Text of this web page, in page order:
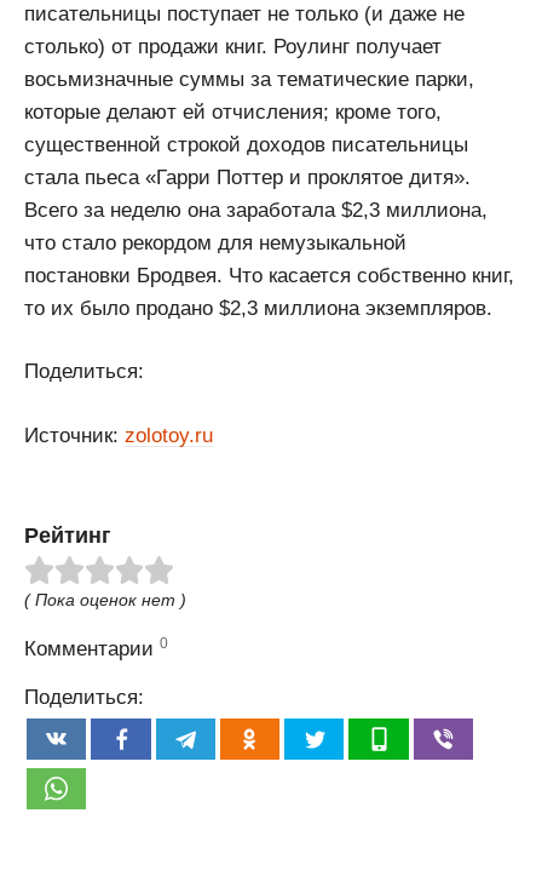
писательницы поступает не только (и даже не
столько) от продажи книг. Роулинг получает
восьмизначные суммы за тематические парки,
которые делают ей отчисления; кроме того,
существенной строкой доходов писательницы
стала пьеса «Гарри Поттер и проклятое дитя».
Всего за неделю она заработала $2,3 миллиона,
что стало рекордом для немузыкальной
постановки Бродвея. Что касается собственно книг,
то их было продано $2,3 миллиона экземпляров.
Поделиться:
Источник: zolotoy.ru
Рейтинг
( Пока оценок нет )
Комментарии 0
Поделиться: